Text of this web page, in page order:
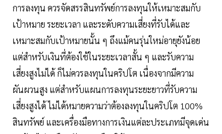
การลงทุน ควรจัดสรรสินทรัพย์การลงทุนให้เหมาะสมกับ
เป้าหมาย ระยะเวลา และระดับความเสี่ยงที่รับได้และ
เหมาะสมกับเป้าหมายนั้น ๆ ถึงแม้คนรุ่นใหม่อายุยังน้อย
แต่สำหรับเงินที่ต้องใช้ในระยะเวลาสั้น ๆ และรับความ
เสี่ยงสูงไม่ได้ ก็ไม่ควรลงทุนในคริปโต เนื่องจากมีความ
ผันผวนสูง แต่สำหรับแผนการลงทุนระยะยาวที่รับความ
เสี่ยงสูงได้ ไม่ได้หมายความว่าต้องลงทุนในคริปโต 100%
สินทรัพย์ และเครื่องมือทางการเงินแต่ละประเภทมีจุดเด่น